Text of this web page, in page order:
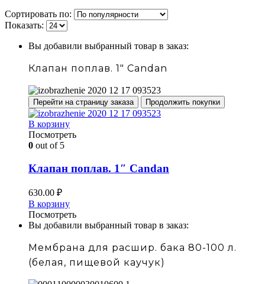
Сортировать по:
Показать:
Вы добавили выбранный товар в заказ:
Клапан поплав. 1" Candan
Перейти на страницу заказа Продолжить покупки
В корзину
Посмотреть
0 out of 5
Клапан поплав. 1″ Candan
630.00 ₽
В корзину
Посмотреть
Вы добавили выбранный товар в заказ:
Мембрана для расшир. бака 80-100 л.
(белая, пищевой каучук)